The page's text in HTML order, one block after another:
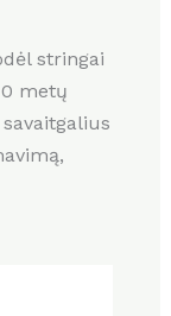
stringai
metų